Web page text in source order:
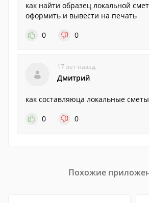
как найти образец локальной
оформить и вывести на печать
0
0
17 лет назад
Дмитрий
как составляюца локальные
0
0
Похожие